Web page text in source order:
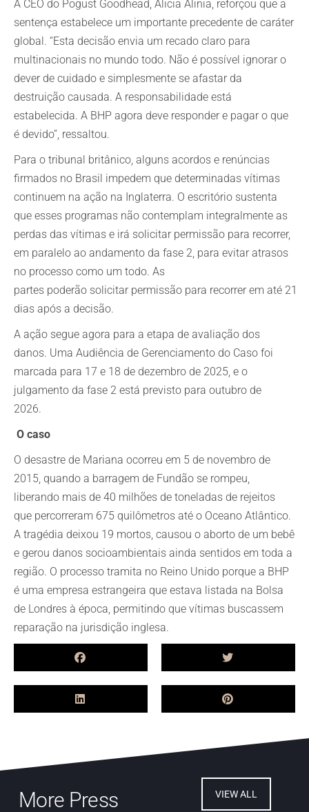
A CEO do Pogust Goodhead, Alicia Alinia, reforçou que a
sentença estabelece um importante precedente de caráter
global. “Esta decisão envia um recado claro para
multinacionais no mundo todo. Não é possível ignorar o
dever de cuidado e simplesmente se afastar da
destruição causada. A responsabilidade está
estabelecida. A BHP agora deve responder e pagar o que
é devido”, ressaltou.
Para o tribunal britânico, alguns acordos e renúncias
firmados no Brasil impedem que determinadas vítimas
continuem na ação na Inglaterra. O escritório sustenta
que esses programas não contemplam integralmente as
perdas das vítimas e irá solicitar permissão para recorrer,
em paralelo ao andamento da fase 2, para evitar atrasos
no processo como um todo. As
partes poderão solicitar permissão para recorrer em até 21
dias após a decisão.
A ação segue agora para a etapa de avaliação dos
danos. Uma Audiência de Gerenciamento do Caso foi
marcada para 17 e 18 de dezembro de 2025, e o
julgamento da fase 2 está previsto para outubro de
2026.
O caso
O desastre de Mariana ocorreu em 5 de novembro de
2015, quando a barragem de Fundão se rompeu,
liberando mais de 40 milhões de toneladas de rejeitos
que percorreram 675 quilômetros até o Oceano Atlântico.
A tragédia deixou 19 mortos, causou o aborto de um bebê
e gerou danos socioambientais ainda sentidos em toda a
região. O processo tramita no Reino Unido porque a BHP
é uma empresa estrangeira que estava listada na Bolsa
de Londres à época, permitindo que vítimas buscassem
reparação na jurisdição inglesa.
More Press VIEW ALL